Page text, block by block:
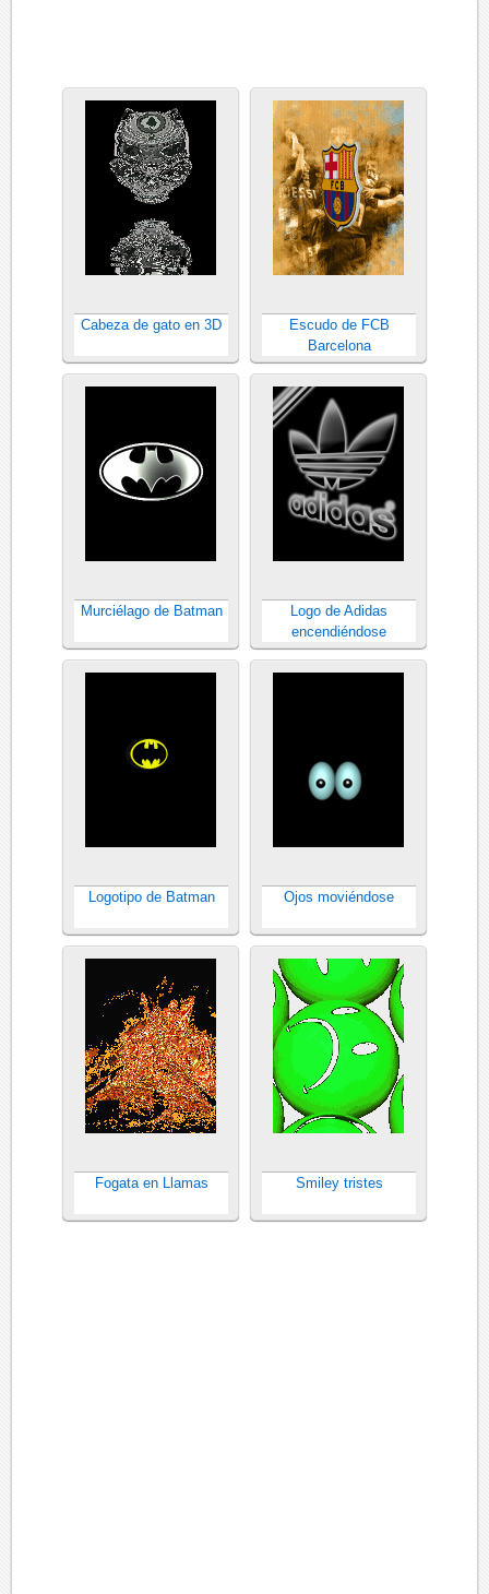
Cabeza de gato en 3D
Escudo de FCB
Barcelona
Murciélago de Batman
Logo de Adidas
encendiéndose
Logotipo de Batman Ojos moviéndose
Fogata en Llamas Smiley tristes